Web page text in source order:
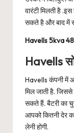
वारंटी मिलती है
सकते है और बाद में
Havells 5kva
Havells
Havells कंपनी में
मिल जाती है.
सकते हैं. बैटरी का
आपको कितनी देर
लेनी होगी.